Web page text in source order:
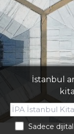
İstanbul
Sadece